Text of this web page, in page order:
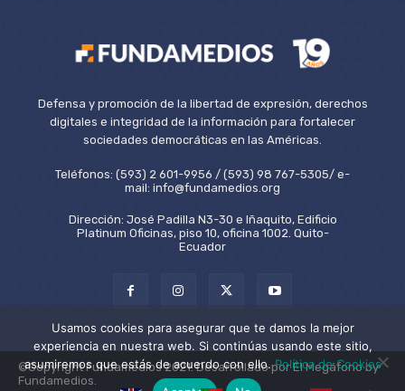
Defensa y promoción de la libertad de expresión, derechos
digitales e integridad de la información para fortalecer
sociedades democráticas en las Américas.
Teléfonos: (593) 2 601-9956 / (593) 98 767-5305/ e-
mail: info@fundamedios.org
Dirección: José Padilla N3-30 e Iñaquito, Edificio
Platinum Oficinas, piso 10, oficina 1002. Quito-
Ecuador
©Copyright Fundamedios 2021. Desarrollado por El Megáfono by
Fundamedios.
Usamos cookies para asegurar que te damos la mejor
experiencia en nuestra web. Si continúas usando este sitio,
asumiremos que estás de acuerdo con ello.Política de Cookies